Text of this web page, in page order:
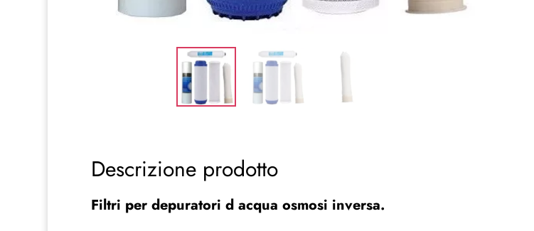
Descrizione prodotto
Filtri per depuratori d acqua osmosi inversa.